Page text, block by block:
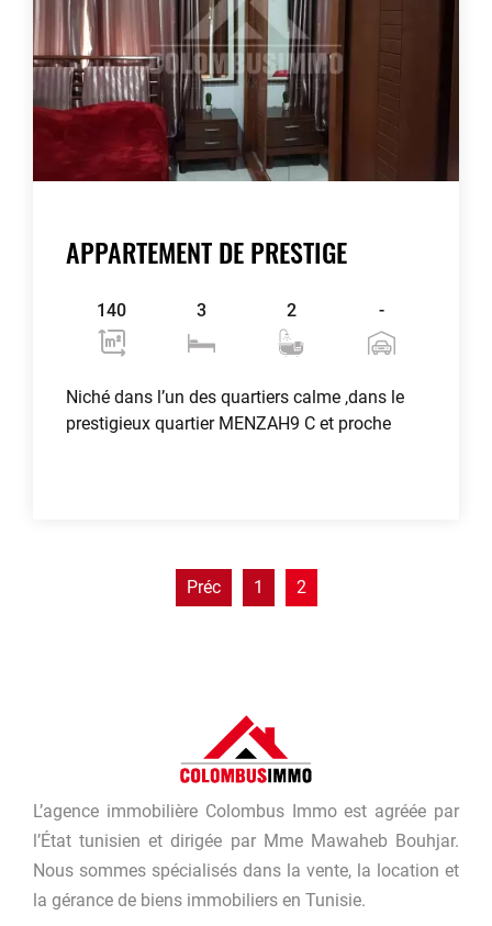
APPARTEMENT DE PRESTIGE
140 3 2 -
Niché dans l’un des quartiers calme ,dans le
prestigieux quartier MENZAH9 C et proche
Leaflet
| ©
OpenStreetMap
Préc 1 2
L’agence immobilière Colombus Immo est agréée par
l’État tunisien et dirigée par Mme Mawaheb Bouhjar.
Nous sommes spécialisés dans la vente, la location et
la gérance de biens immobiliers en Tunisie.